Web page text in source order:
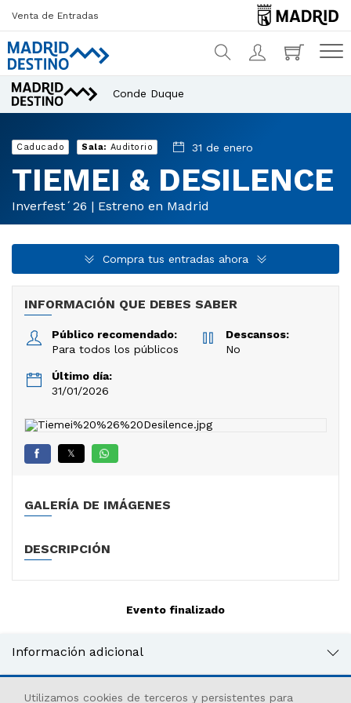
Venta de Entradas
¿Qué estás buscando?
Conde Duque
Caducado Sala: Auditorio 31 de enero
TIEMEI & DESILENCE
Inverfest´26 | Estreno en Madrid
Compra tus entradas ahora
INFORMACIÓN QUE DEBES SABER
Público recomendado:
Para todos los públicos
Descansos:
No
Último día:
31/01/2026
𝕏
DESCRIPCIÓN
GALERÍA DE IMÁGENES
Evento finalizado
Información adicional
Utilizamos cookies de terceros y persistentes para